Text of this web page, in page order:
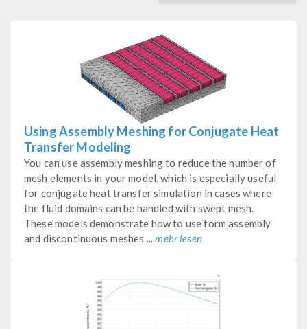
Using Assembly Meshing for Conjugate Heat
Transfer Modeling
You can use assembly meshing to reduce the number of
mesh elements in your model, which is especially useful
for conjugate heat transfer simulation in cases where
the fluid domains can be handled with swept mesh.
These models demonstrate how to use form assembly
and discontinuous meshes ...mehr lesen